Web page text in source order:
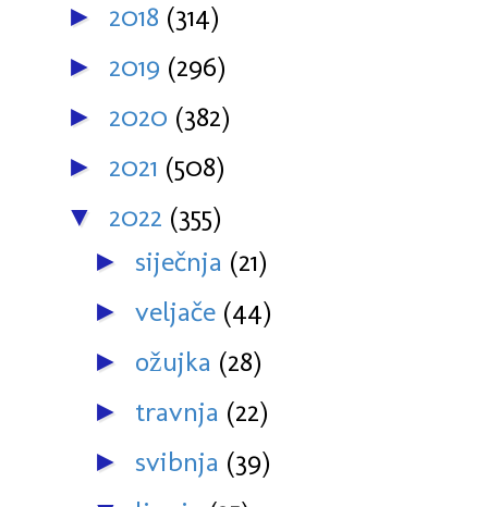
► 2018 (314)
► 2019 (296)
► 2020 (382)
► 2021 (508)
▼ 2022 (355)
► siječnja (21)
► veljače (44)
► ožujka (28)
► travnja (22)
► svibnja (39)